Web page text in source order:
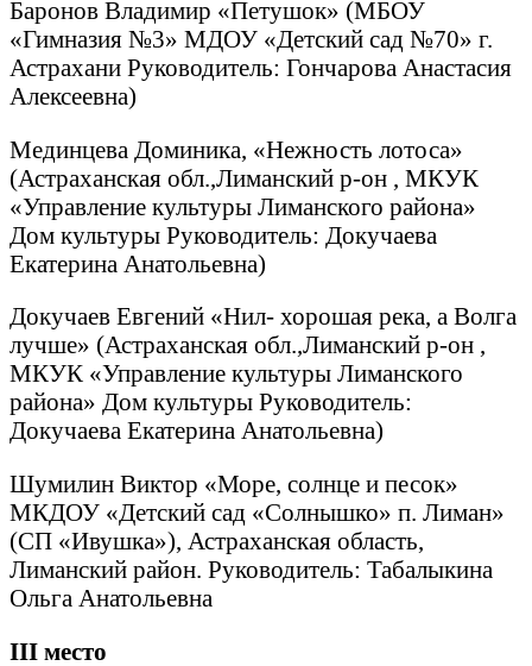
Баронов Владимир «Петушок» (МБОУ
«Гимназия №3» МДОУ «Детский сад №70» г.
Астрахани Руководитель: Гончарова Анастасия
Алексеевна)
Мединцева Доминика, «Нежность лотоса»
(Астраханская обл.,Лиманский р-он , МКУК
«Управление культуры Лиманского района»
Дом культуры Руководитель: Докучаева
Екатерина Анатольевна)
Докучаев Евгений «Нил- хорошая река, а Волга
лучше» (Астраханская обл.,Лиманский р-он ,
МКУК «Управление культуры Лиманского
района» Дом культуры Руководитель:
Докучаева Екатерина Анатольевна)
Шумилин Виктор «Море, солнце и песок»
МКДОУ «Детский сад «Солнышко» п. Лиман»
(СП «Ивушка»), Астраханская область,
Лиманский район. Руководитель: Табалыкина
Ольга Анатольевна
III место